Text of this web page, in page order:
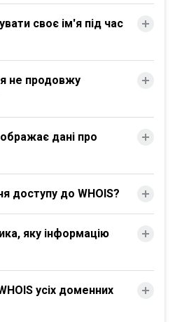
своє ім'я під час
не продовжу
дані про
доступу до WHOIS?
яку інформацію
усіх доменних